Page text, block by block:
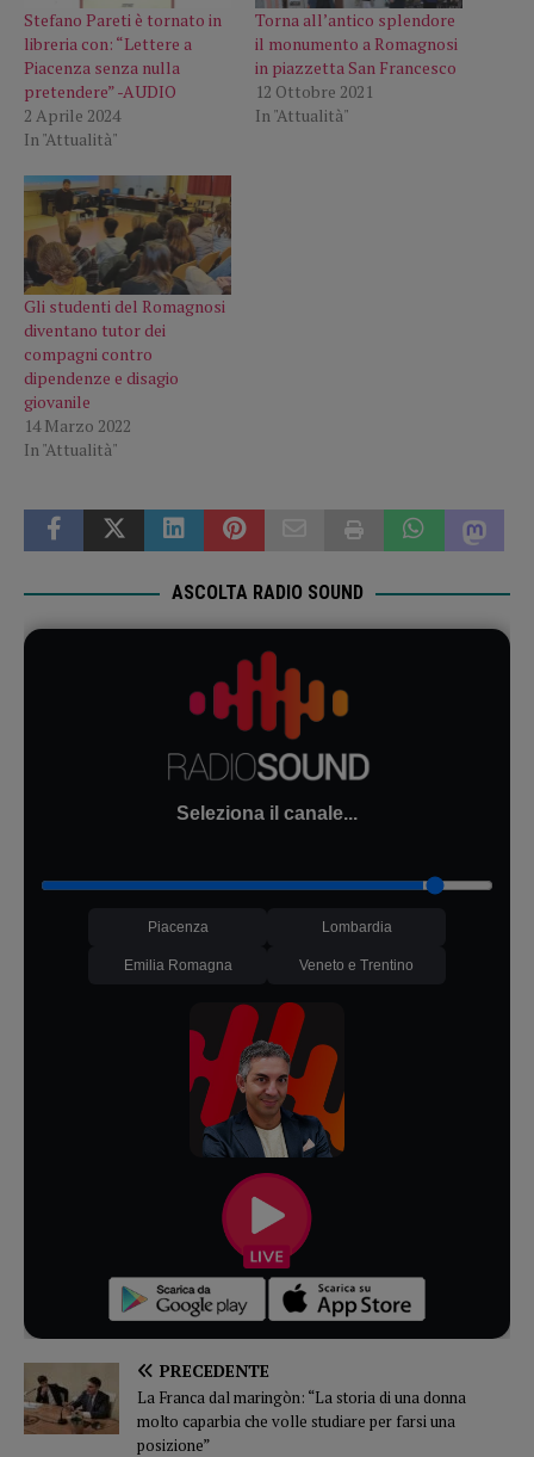
Stefano Pareti è tornato in
libreria con: “Lettere a
Piacenza senza nulla
pretendere” -AUDIO
2 Aprile 2024
In "Attualità"
Torna all’antico splendore
il monumento a Romagnosi
in piazzetta San Francesco
12 Ottobre 2021
In "Attualità"
Gli studenti del Romagnosi
diventano tutor dei
compagni contro
dipendenze e disagio
giovanile
14 Marzo 2022
In "Attualità"
ASCOLTA RADIO SOUND
Seleziona il canale...
Piacenza Lombardia
Emilia Romagna Veneto e Trentino
PRECEDENTE
La Franca dal maringòn: “La storia di una donna
molto caparbia che volle studiare per farsi una
posizione”